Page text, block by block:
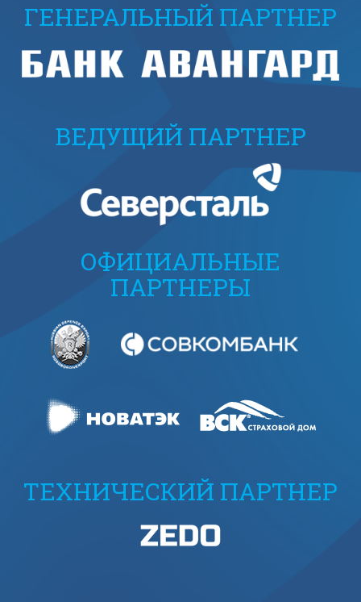
ГЕНЕРАЛЬНЫЙ ПАРТНЕР
ВЕДУЩИЙ ПАРТНЕР
ОФИЦИАЛЬНЫЕ
ПАРТНЕРЫ
ТЕХНИЧЕСКИЙ ПАРТНЕР